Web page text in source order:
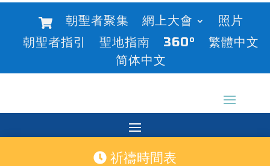
朝聖者聚集 網上大會
照片
朝聖者指引
聖地指南 360°
繁體中文
简体中文
祈禱時間表